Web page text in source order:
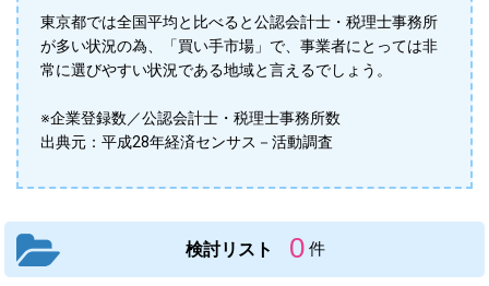
東京都では全国平均と比べると公認会計士・税理士事務所
が多い状況の為、「買い手市場」で、事業者にとっては非
常に選びやすい状況である地域と言えるでしょう。
※企業登録数／公認会計士・税理士事務所数
出典元：平成28年経済センサス－活動調査
検討リスト 0 件